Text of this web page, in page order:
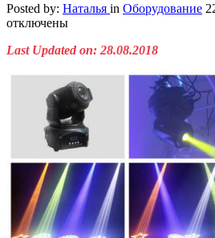
Posted by: Наталья in Оборудование
отключены
Last Updated on: 28.08.2018